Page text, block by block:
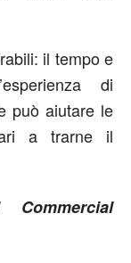
il tempo e
di
può aiutare le
a trarne il